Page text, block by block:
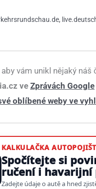
,
vám unikl nějaký náš
ve Zprávách Google
oblíbené weby ve
KALKULAČKA
Spočítejte si
ručení i
Zadejte údaje o autě a hned